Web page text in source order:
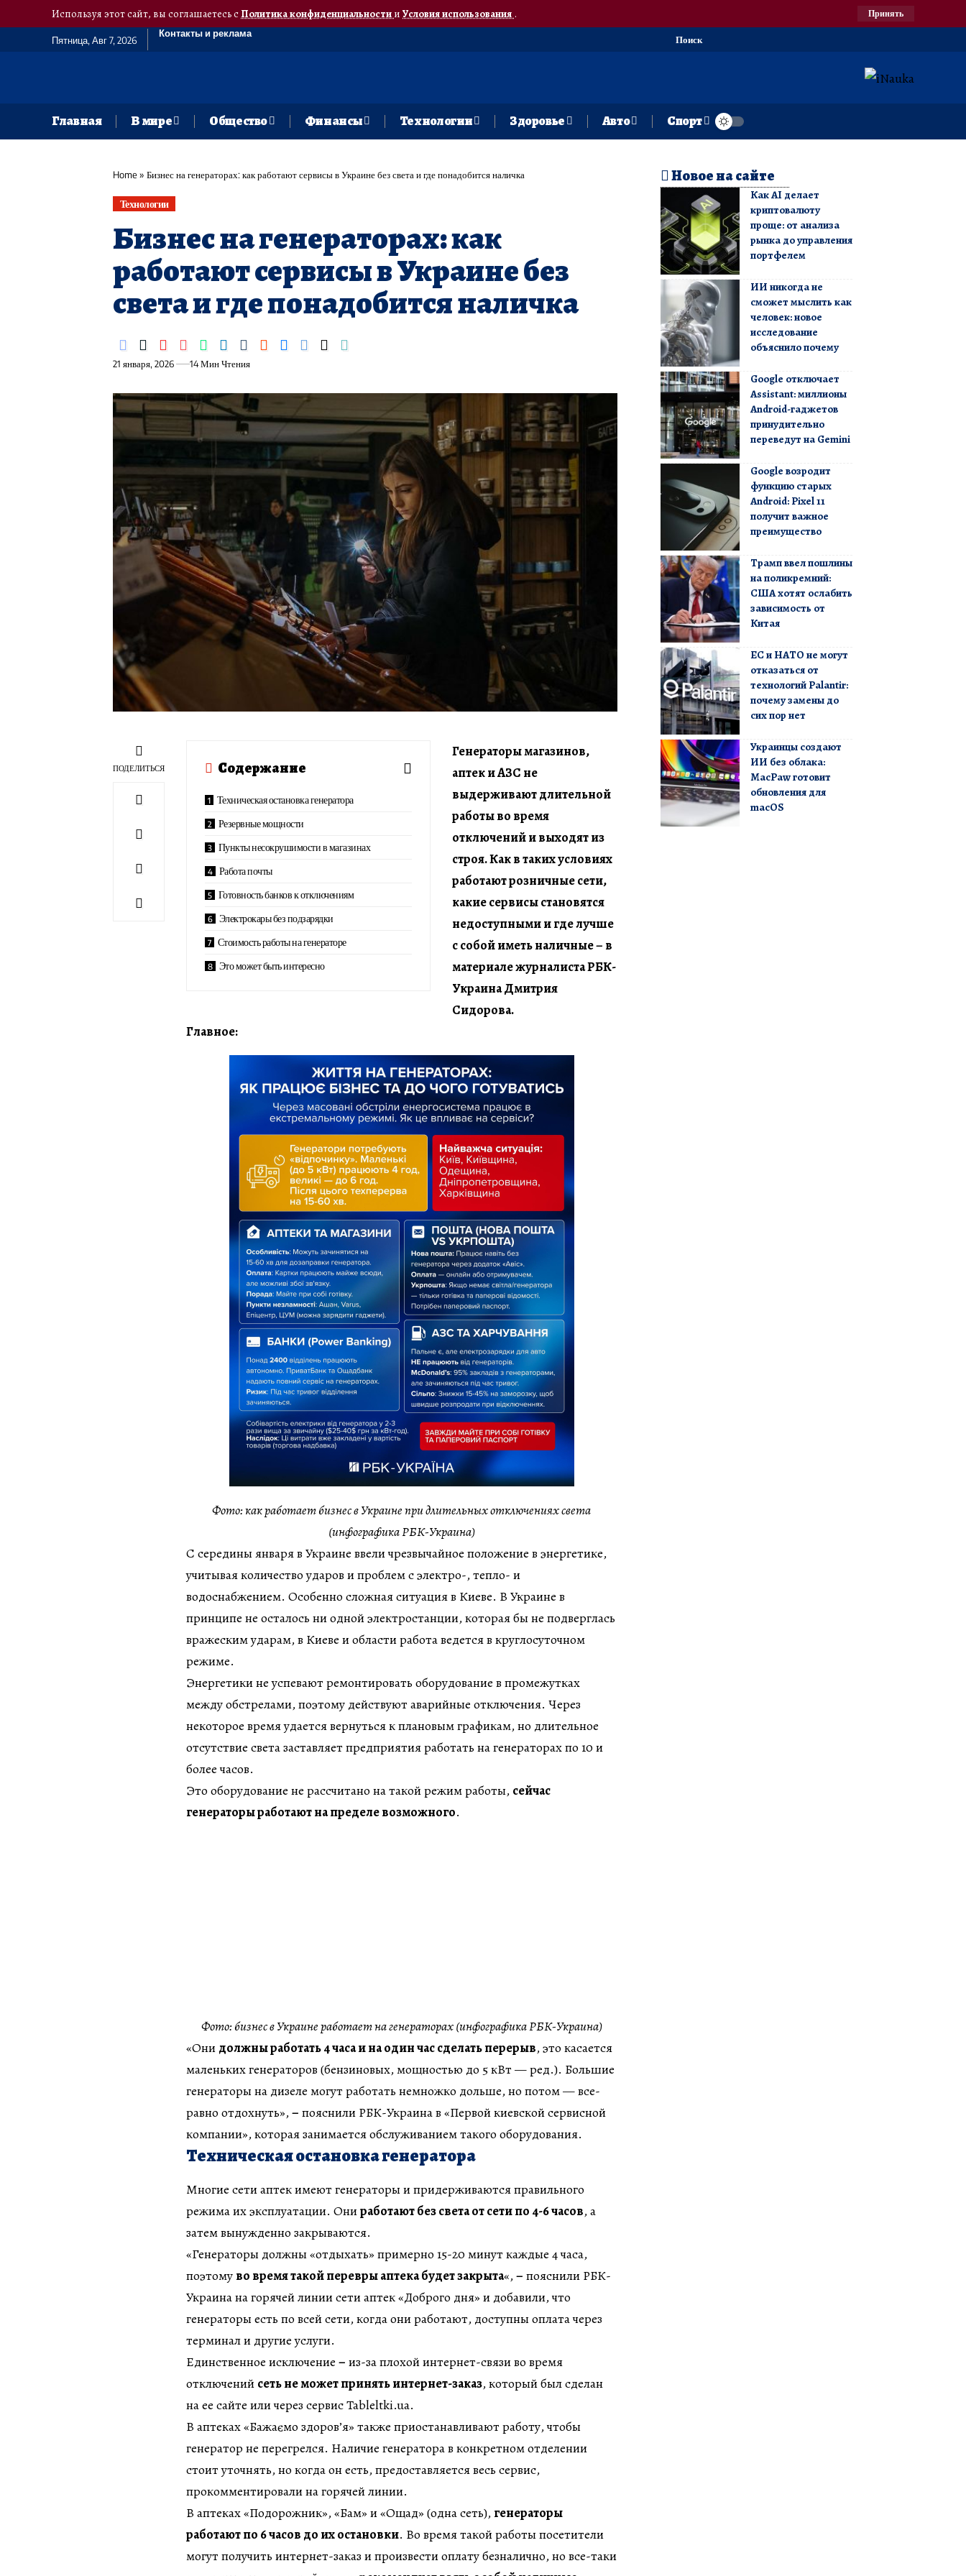
Используя этот сайт, вы соглашаетесь сПолитика конфиденциальностии Условия использования. Принять
Пятница, Авг 7, 2026
Контакты и реклама
Поиск
Главная В мире Общество Финансы Технологии Здоровье Авто Спорт
Home» Бизнес на генераторах: как работают сервисы в Украине без света и где понадобится наличка
Технологии
Бизнес на генераторах: как
работают сервисы в Украине без
света и где понадобится наличка
21 января, 2026 14 Мин Чтения
ПОДЕЛИТЬСЯ Содержание
Техническая остановка генератора
Резервные мощности
Пункты несокрушимости в магазинах
Работа почты
Готовность банков к отключениям
Электрокары без подзарядки
Стоимость работы на генераторе
Это может быть интересно
Генераторы магазинов,
аптек и АЗС не
выдерживают длительной
работы во время
отключений и выходят из
строя. Как в таких условиях
работают розничные сети,
какие сервисы становятся
недоступными и где лучше
с собой иметь наличные – в
материале журналиста РБК-
Украина Дмитрия
Сидорова.
Главное:
Фото: как работает бизнес в Украине при длительных отключениях света
(инфографика РБК-Украина)
С середины января в Украине ввели чрезвычайное положение в энергетике,
учитывая количество ударов и проблем с электро-, тепло- и
водоснабжением. Особенно сложная ситуация в Киеве. В Украине в
принципе не осталось ни одной электростанции, которая бы не подверглась
вражеским ударам, в Киеве и области работа ведется в круглосуточном
режиме.
Энергетики не успевают ремонтировать оборудование в промежутках
между обстрелами, поэтому действуют аварийные отключения. Через
некоторое время удается вернуться к плановым графикам, но длительное
отсутствие света заставляет предприятия работать на генераторах по 10 и
более часов.
Это оборудование не рассчитано на такой режим работы, сейчас
генераторы работают на пределе возможного.
Фото: бизнес в Украине работает на генераторах (инфографика РБК-Украина)
«Они должны работать 4 часа и на один час сделать перерыв, это касается
маленьких генераторов (бензиновых, мощностью до 5 кВт — ред.). Большие
генераторы на дизеле могут работать немножко дольше, но потом — все-
равно отдохнуть»,– пояснили РБК-Украина в «Первой киевской сервисной
компании», которая занимается обслуживанием такого оборудования.
Техническая остановка генератора
Многие сети аптек имеют генераторы и придерживаются правильного
режима их эксплуатации. Ониработают без света от сети по 4-6 часов, а
затем вынужденно закрываются.
«Генераторы должны «отдыхать» примерно 15-20 минут каждые 4 часа,
поэтому во время такой перевры аптека будет закрыта«,– пояснили РБК-
Украина на горячей линии сети аптек «Доброго дня» и добавили, что
генераторы есть по всей сети, когда они работают, доступны оплата через
терминал и другие услуги.
Единственное исключение – из-за плохой интернет-связи во время
отключений сеть не может принять интернет-заказ, который был сделан
на ее сайте или через сервис Tableltki.ua.
В аптеках «Бажаємо здоров’я» также приостанавливают работу, чтобы
генератор не перегрелся. Наличие генератора в конкретном отделении
стоит уточнять, но когда он есть, предоставляется весь сервис,
прокомментировали на горячей линии.
В аптеках «Подорожник», «Бам» и «Ощад» (одна сеть), генераторы
работают по 6 часов до их остановки. Во время такой работы посетители
могут получить интернет-заказ и произвести оплату безналично, но все-таки
Новое на сайте
Как AI делает
криптовалюту
проще: от анализа
рынка до управления
портфелем
ИИ никогда не
сможет мыслить как
человек: новое
исследование
объяснило почему
Google отключает
Assistant: миллионы
Android-гаджетов
принудительно
переведут на Gemini
Google возродит
функцию старых
Android: Pixel 11
получит важное
преимущество
Трамп ввел пошлины
на поликремний:
США хотят ослабить
зависимость от
Китая
ЕС и НАТО не могут
отказаться от
технологий Palantir:
почему замены до
сих пор нет
Украинцы создают
ИИ без облака:
MacPaw готовит
обновления для
macOS